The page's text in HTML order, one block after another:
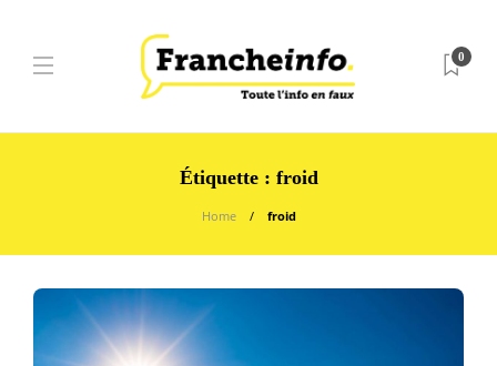
0
Étiquette : froid
Home froid